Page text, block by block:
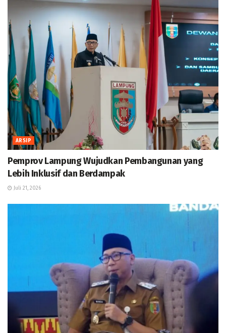
ARSIP
Pemprov Lampung Wujudkan Pembangunan yang
Lebih Inklusif dan Berdampak
Juli 21, 2026